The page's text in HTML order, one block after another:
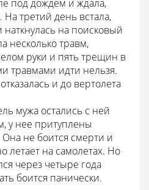
под дождем и ждала,
На третий день встала,
на поисковый
несколько травм,
руки и пять трещин в
травмами идти нельзя.
и до вертолета
мужа остались с ней
у нее притуплены
Она не боится смерти и
летает на самолетах. Но
через четыре года
боится панически.